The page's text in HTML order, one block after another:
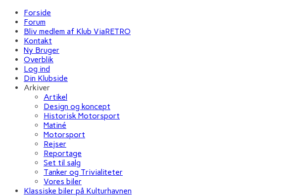
Forside
Forum
Bliv medlem af Klub ViaRETRO
Kontakt
Ny Bruger
Overblik
Log ind
Din Klubside
Arkiver
Artikel
Design og koncept
Historisk Motorsport
Matiné
Motorsport
Rejser
Reportage
Set til salg
Tanker og Trivialiteter
Vores biler
Klassiske biler på Kulturhavnen